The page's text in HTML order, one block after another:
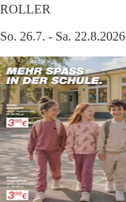
ROLLER
So. 26.7. - Sa. 22.8.2026